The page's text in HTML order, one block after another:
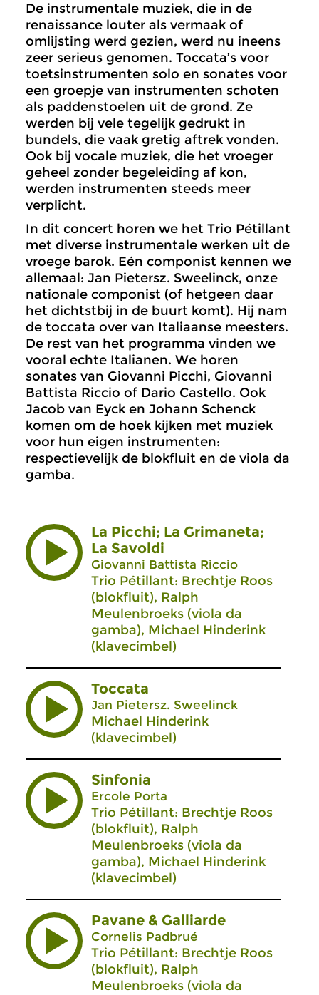
De instrumentale muziek, die in de
renaissance louter als vermaak of
omlijsting werd gezien, werd nu ineens
zeer serieus genomen. Toccata’s voor
toetsinstrumenten solo en sonates voor
een groepje van instrumenten schoten
als paddenstoelen uit de grond. Ze
werden bij vele tegelijk gedrukt in
bundels, die vaak gretig aftrek vonden.
Ook bij vocale muziek, die het vroeger
geheel zonder begeleiding af kon,
werden instrumenten steeds meer
verplicht.
In dit concert horen we het Trio Pétillant
met diverse instrumentale werken uit de
vroege barok. Eén componist kennen we
allemaal: Jan Pietersz. Sweelinck, onze
nationale componist (of hetgeen daar
het dichtstbij in de buurt komt). Hij nam
de toccata over van Italiaanse meesters.
De rest van het programma vinden we
vooral echte Italianen. We horen
sonates van Giovanni Picchi, Giovanni
Battista Riccio of Dario Castello. Ook
Jacob van Eyck en Johann Schenck
komen om de hoek kijken met muziek
voor hun eigen instrumenten:
respectievelijk de blokfluit en de viola da
gamba.
La Picchi; La Grimaneta;
La Savoldi
Giovanni Battista Riccio
Trio Pétillant: Brechtje Roos
(blokfluit), Ralph
Meulenbroeks (viola da
gamba), Michael Hinderink
(klavecimbel)
Toccata
Jan Pietersz. Sweelinck
Michael Hinderink
(klavecimbel)
Sinfonia
Ercole Porta
Trio Pétillant: Brechtje Roos
(blokfluit), Ralph
Meulenbroeks (viola da
gamba), Michael Hinderink
(klavecimbel)
Pavane & Galliarde
Cornelis Padbrué
Trio Pétillant: Brechtje Roos
(blokfluit), Ralph
Meulenbroeks (viola da